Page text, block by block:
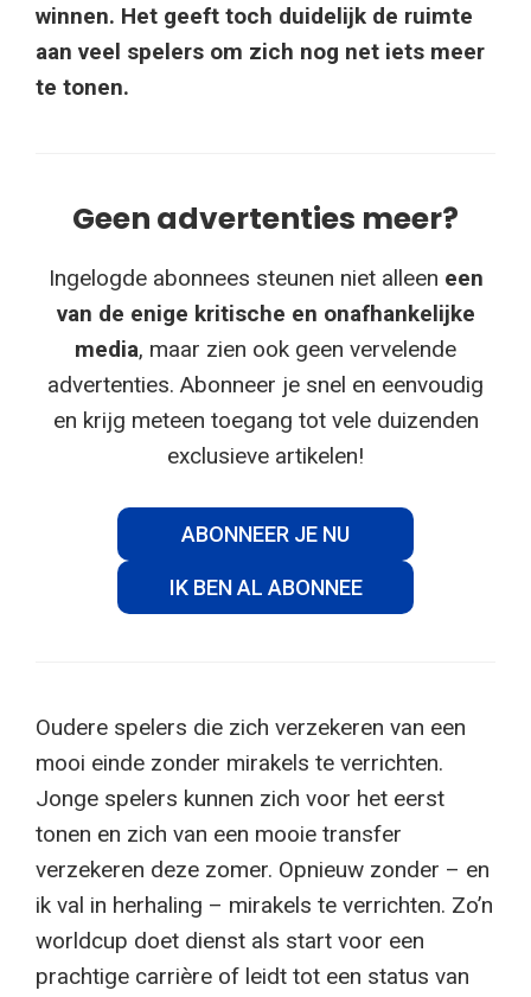
winnen. Het geeft toch duidelijk de ruimte
aan veel spelers om zich nog net iets meer
te tonen.
Geen advertenties meer?
Ingelogde abonnees steunen niet alleen een
van de enige kritische en onafhankelijke
media, maar zien ook geen vervelende
advertenties. Abonneer je snel en eenvoudig
en krijg meteen toegang tot vele duizenden
exclusieve artikelen!
ABONNEER JE NU
IK BEN AL ABONNEE
Oudere spelers die zich verzekeren van een
mooi einde zonder mirakels te verrichten.
Jonge spelers kunnen zich voor het eerst
tonen en zich van een mooie transfer
verzekeren deze zomer. Opnieuw zonder – en
ik val in herhaling – mirakels te verrichten. Zo’n
worldcup doet dienst als start voor een
prachtige carrière of leidt tot een status van